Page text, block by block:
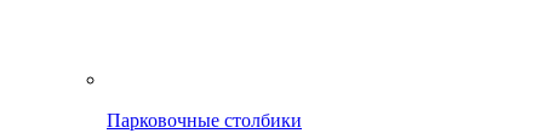
Парковочные столбики